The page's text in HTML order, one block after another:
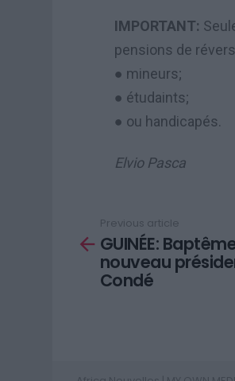
IMPORTANT:
pensions de
● mineurs;
● étudaints;
● ou handicapés.
Elvio Pasca
more
Previous article
GUINÉE:
nouveau
Condé